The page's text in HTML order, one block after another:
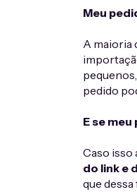
Meu
A maioria
pedido
E se
Caso isso
do link e
que